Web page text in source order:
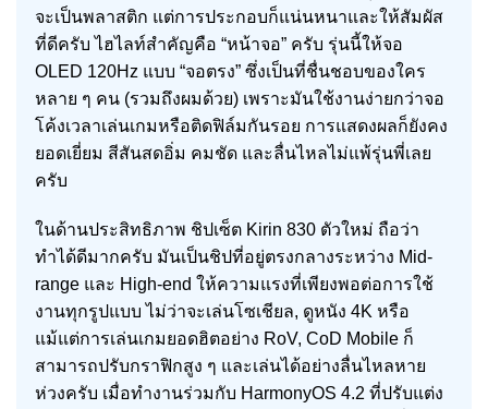
จะเป็นพลาสติก แต่การประกอบก็แน่นหนาและให้สัมผัส
ที่ดีครับ ไฮไลท์สำคัญคือ “หน้าจอ” ครับ รุ่นนี้ให้จอ
OLED 120Hz แบบ “จอตรง” ซึ่งเป็นที่ชื่นชอบของใคร
หลาย ๆ คน (รวมถึงผมด้วย) เพราะมันใช้งานง่ายกว่าจอ
โค้งเวลาเล่นเกมหรือติดฟิล์มกันรอย การแสดงผลก็ยังคง
ยอดเยี่ยม สีสันสดอิ่ม คมชัด และลื่นไหลไม่แพ้รุ่นพี่เลย
ครับ
ในด้านประสิทธิภาพ ชิปเซ็ต Kirin 830 ตัวใหม่ ถือว่า
ทำได้ดีมากครับ มันเป็นชิปที่อยู่ตรงกลางระหว่าง Mid-
range และ High-end ให้ความแรงที่เพียงพอต่อการใช้
งานทุกรูปแบบ ไม่ว่าจะเล่นโซเชียล, ดูหนัง 4K หรือ
แม้แต่การเล่นเกมยอดฮิตอย่าง RoV, CoD Mobile ก็
สามารถปรับกราฟิกสูง ๆ และเล่นได้อย่างลื่นไหลหาย
ห่วงครับ เมื่อทำงานร่วมกับ HarmonyOS 4.2 ที่ปรับแต่ง